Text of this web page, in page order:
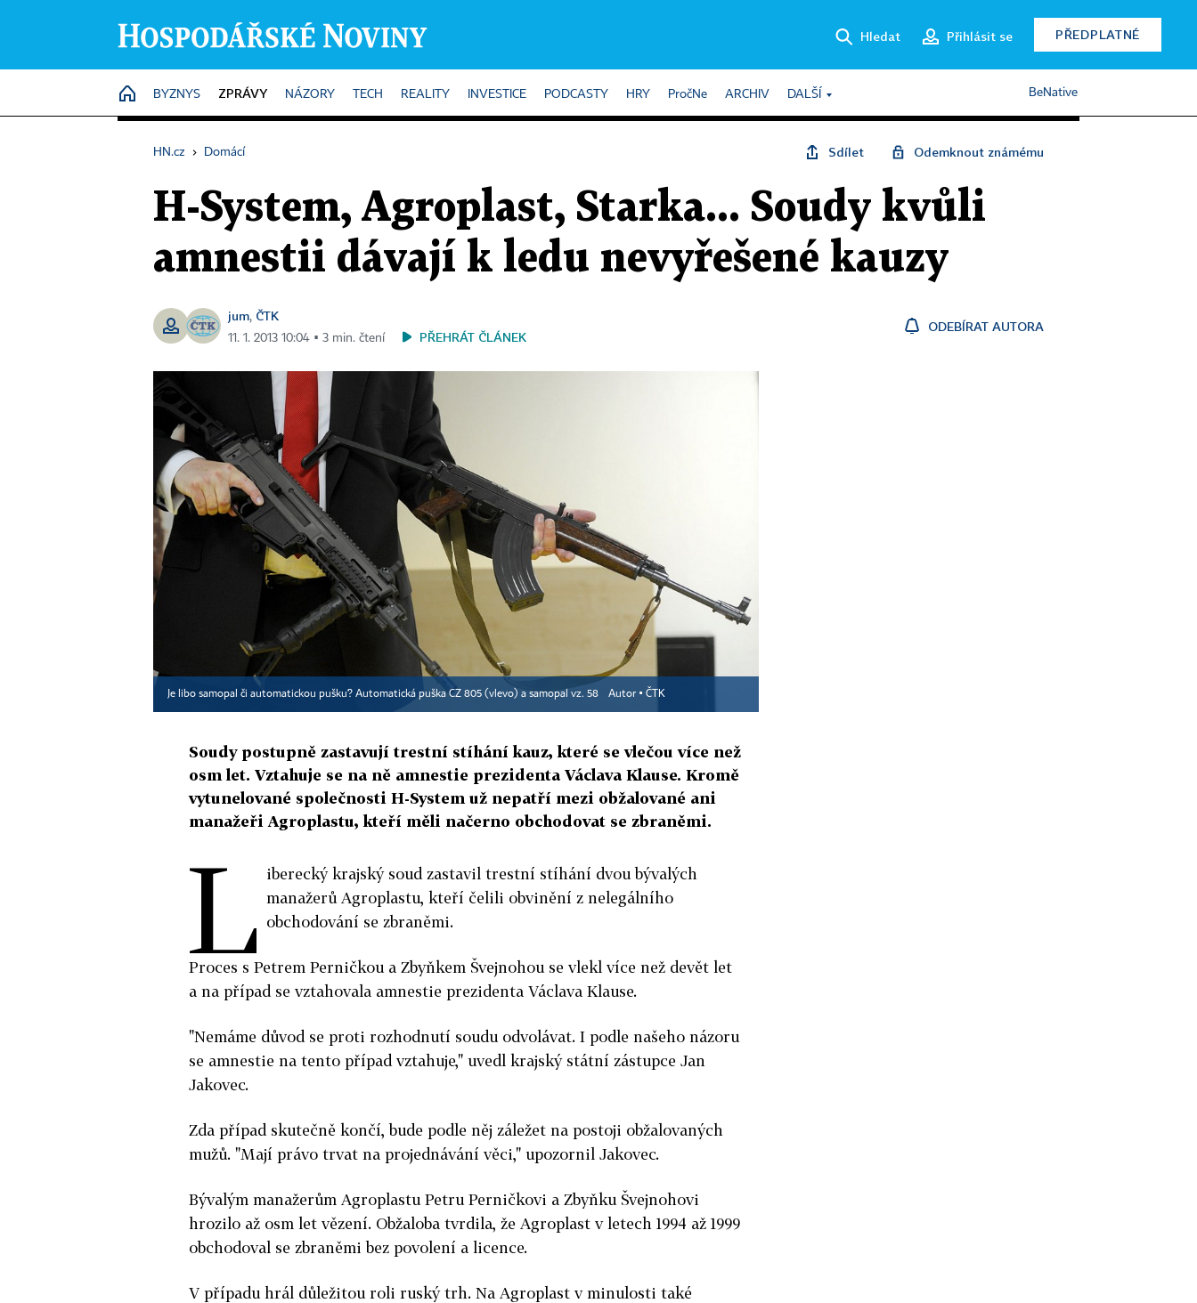
Hledat Přihlásit se PŘEDPLATNÉ
HOME
BYZNYS ZPRÁVY NÁZORY TECH REALITY INVESTICE PODCASTY HRY PročNe ARCHIV DALŠÍ BeNative
HN.cz › Domácí Sdílet Odemknout známému
H-System, Agroplast, Starka... Soudy kvůli
amnestii dávají k ledu nevyřešené kauzy
jum, ČTK
11. 1. 2013 10:04 ▪ 3 min. čtení PŘEHRÁT ČLÁNEK
ODEBÍRAT AUTORA
Je libo samopal či automatickou pušku? Automatická puška CZ 805 (vlevo) a samopal vz. 58 Autor ▪ ČTK
Soudy postupně zastavují trestní stíhání kauz, které se vlečou více než
osm let. Vztahuje se na ně amnestie prezidenta Václava Klause. Kromě
vytunelované společnosti H-System už nepatří mezi obžalované ani
manažeři Agroplastu, kteří měli načerno obchodovat se zbraněmi.
L iberecký krajský soud zastavil trestní stíhání dvou bývalých
manažerů Agroplastu, kteří čelili obvinění z nelegálního
obchodování se zbraněmi.
Proces s Petrem Perničkou a Zbyňkem Švejnohou se vlekl více než devět let
a na případ se vztahovala amnestie prezidenta Václava Klause.
"Nemáme důvod se proti rozhodnutí soudu odvolávat. I podle našeho názoru
se amnestie na tento případ vztahuje," uvedl krajský státní zástupce Jan
Jakovec.
Zda případ skutečně končí, bude podle něj záležet na postoji obžalovaných
mužů. "Mají právo trvat na projednávání věci," upozornil Jakovec.
Bývalým manažerům Agroplastu Petru Perničkovi a Zbyňku Švejnohovi
hrozilo až osm let vězení. Obžaloba tvrdila, že Agroplast v letech 1994 až 1999
obchodoval se zbraněmi bez povolení a licence.
V případu hrál důležitou roli ruský trh. Na Agroplast v minulosti také